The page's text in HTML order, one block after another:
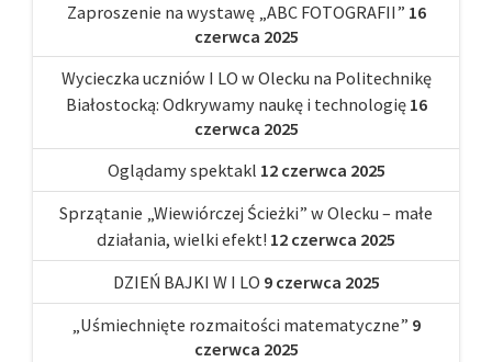
Zaproszenie na wystawę „ABC FOTOGRAFII” 16
czerwca 2025
Wycieczka uczniów I LO w Olecku na Politechnikę
Białostocką: Odkrywamy naukę i technologię 16
czerwca 2025
Oglądamy spektakl 12 czerwca 2025
Sprzątanie „Wiewiórczej Ścieżki” w Olecku – małe
działania, wielki efekt! 12 czerwca 2025
DZIEŃ BAJKI W I LO 9 czerwca 2025
„Uśmiechnięte rozmaitości matematyczne” 9
czerwca 2025